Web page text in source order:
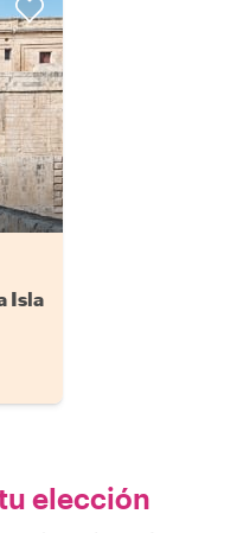
Isla
elección